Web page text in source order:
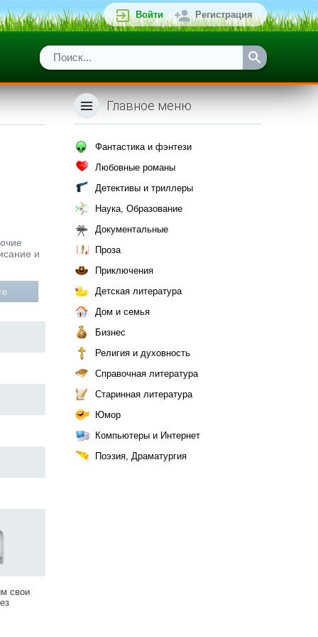
Войти Регистрация
и
свои
Главное меню
Фантастика и фэнтези
Любовные романы
Детективы и триллеры
Наука, Образование
Документальные
Проза
Приключения
Детская литература
Дом и семья
Бизнес
Религия и духовность
Справочная литература
Старинная литература
Юмор
Компьютеры и Интернет
Поэзия, Драматургия